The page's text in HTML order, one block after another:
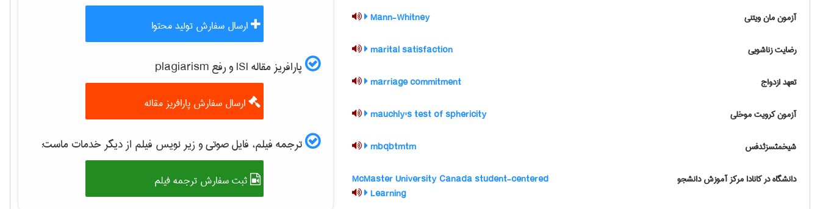
آزمون مان ویتنی Mann-Whitney
رضایت زناشویی marital satisfaction
تعهد ازدواج marriage commitment
آزمون کرویت موخلی mauchly's test of sphericity
شیخمثسزثدفس mbqbtmtm
دانشگاه در کانادا مرکز آموزش دانشجو
McMaster University Canada student-centered
Learning
ارسال سفارش تولید محتوا
پارافریز مقاله ISI و رفع plagiarism
ارسال سفارش پارافریز مقاله
ترجمه فیلم، فایل صوتی و زیر نویس فیلم از دیگر خدمات ماست:
ثبت سفارش ترجمه فیلم